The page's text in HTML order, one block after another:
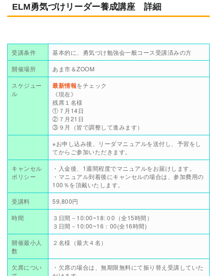
ELM勇気づけリーダー養成講座 詳細
受講条件
基本的に、勇気づけ勉強会一般コース受講済みの方
開催場所
あま市＆ZOOM
スケジュー
ル
最新情報をチェック
《現在》
残席１名様
①７月14日
②７月21日
③９月（皆で調整して進みます）
※お申し込み後、リーダマニュアルを送付し、予習をし
てからご参加いただきます。
キャンセル
ポリシー
・入金後、1週間程度でマニュアルをお届けします。
・マニュアル到着後にキャンセルの場合は、参加費用の
100％を頂戴いたします。
受講料
59,800円
時間
３日間－10:00~18:０0（全15時間）
３日間－10:00~16：00(全16時間)
開催最小人
数
２名様（最大４名）
欠席につい
・欠席の場合は、無期限無料にて振り替え受講していた